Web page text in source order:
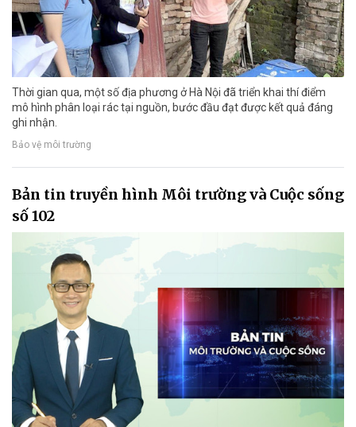
Thời gian qua, một số địa phương ở Hà Nội đã triển khai thí điểm
mô hình phân loại rác tại nguồn, bước đầu đạt được kết quả đáng
ghi nhận.
Bảo vệ môi trường
Bản tin truyền hình Môi trường và Cuộc sống
số 102